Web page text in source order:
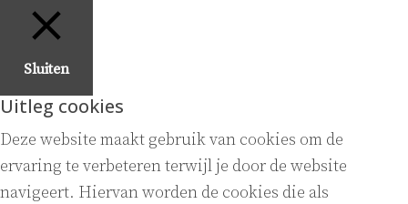
Sluiten
Uitleg cookies
Deze website maakt gebruik van cookies om de
ervaring te verbeteren terwijl je door de website
navigeert. Hiervan worden de cookies die als